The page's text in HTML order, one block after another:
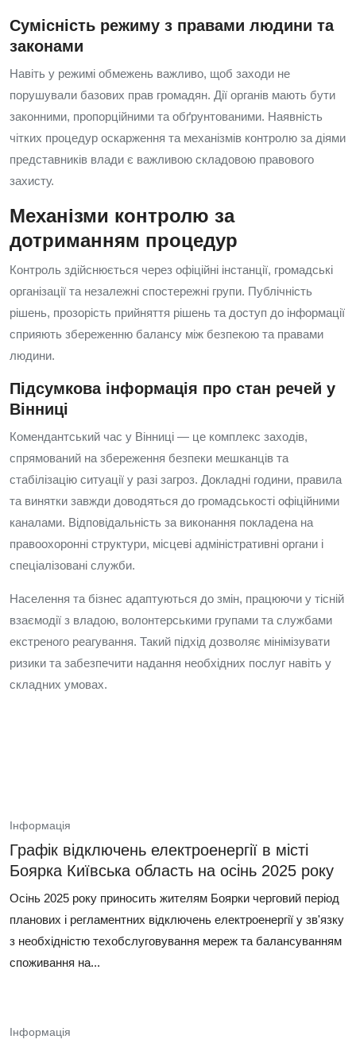
Сумісність режиму з правами людини та
законами
Навіть у режимі обмежень важливо, щоб заходи не
порушували базових прав громадян. Дії органів мають бути
законними, пропорційними та обґрунтованими. Наявність
чітких процедур оскарження та механізмів контролю за діями
представників влади є важливою складовою правового
захисту.
Механізми контролю за
дотриманням процедур
Контроль здійснюється через офіційні інстанції, громадські
організації та незалежні спостережні групи. Публічність
рішень, прозорість прийняття рішень та доступ до інформації
сприяють збереженню балансу між безпекою та правами
людини.
Підсумкова інформація про стан речей у
Вінниці
Комендантський час у Вінниці — це комплекс заходів,
спрямований на збереження безпеки мешканців та
стабілізацію ситуації у разі загроз. Докладні години, правила
та винятки завжди доводяться до громадськості офіційними
каналами. Відповідальність за виконання покладена на
правоохоронні структури, місцеві адміністративні органи і
спеціалізовані служби.
Населення та бізнес адаптуються до змін, працюючи у тісній
взаємодії з владою, волонтерськими групами та службами
екстреного реагування. Такий підхід дозволяє мінімізувати
ризики та забезпечити надання необхідних послуг навіть у
складних умовах.
Інформація
Графік відключень електроенергії в місті
Боярка Київська область на осінь 2025 року
Осінь 2025 року приносить жителям Боярки черговий період
планових і регламентних відключень електроенергії у зв'язку
з необхідністю техобслуговування мереж та балансуванням
споживання на...
Інформація